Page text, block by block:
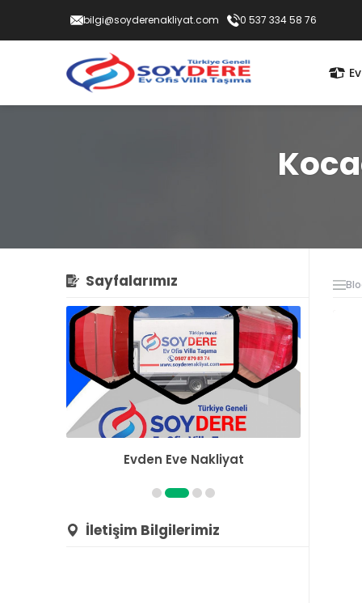
bilgi@soyderenakliyat.com 0 537 334 58 76
Sayfalarımız
Evden Eve Nakliyat
İletişim Bilgilerimiz